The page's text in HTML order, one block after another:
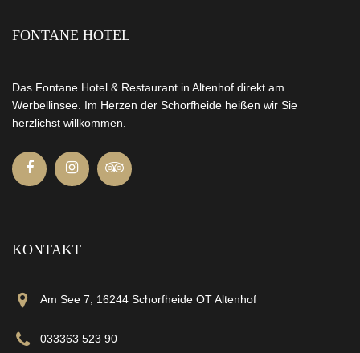
FONTANE HOTEL
Das Fontane Hotel & Restaurant in Altenhof direkt am
Werbellinsee. Im Herzen der Schorfheide heißen wir Sie
herzlichst willkommen.
KONTAKT
Am See 7, 16244 Schorfheide OT Altenhof
033363 523 90